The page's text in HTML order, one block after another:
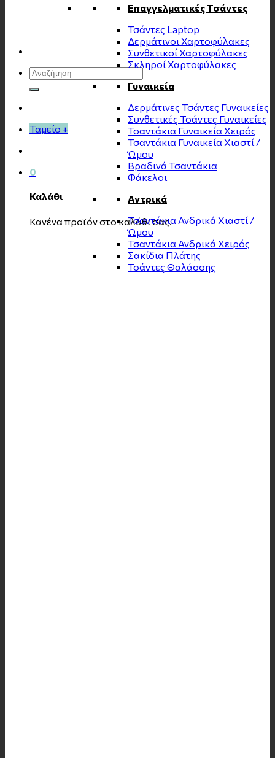
Αναζήτηση
για:
Ταμείο +
0
Καλάθι
Κανένα προϊόν στο καλάθι σας.
Επαγγελματικές Τσάντες
Τσάντες Laptop
Δερμάτινοι Χαρτοφύλακες
Συνθετικοί Χαρτοφύλακες
Σκληροί Χαρτοφύλακες
Γυναικεία
Δερμάτινες Τσάντες Γυναικείες
Συνθετικές Τσάντες Γυναικείες
Τσαντάκια Γυναικεία Χειρός
Τσαντάκια Γυναικεία Χιαστί /
Ώμου
Βραδινά Τσαντάκια
Φάκελοι
Αντρικά
Τσαντάκια Ανδρικά Χιαστί /
Ώμου
Τσαντάκια Ανδρικά Χειρός
Σακίδια Πλάτης
Τσάντες Θαλάσσης